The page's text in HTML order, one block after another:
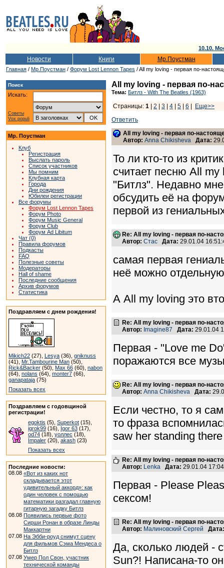
10.10.
Новости Книги Мр.Поустман
Главная / Мр.Поустман / Форум Lost Lennon Tapes / All my loving - первая по-
Поиск
Искать:
Советы
Vox populi
Мр. Поустман
Клуб
Регистрация
Выслать пароль
Список участников
Мы помним
Клубная карта
Города
Дни рождения
Юбилеи регистрации
Все форумы
Форум Lost Lennon Tapes
Форум Photo
Форум Music General
Форум Club
Форум Ad Libitum
Чат (0)
Правила форумов
Подкасты
FAQ
Полезные советы
Модераторы
Hall of shame
Последние сообщения
Архив форумов
Статистика
Поздравляем с днем рождения!
Mikich22 (27), Lesya (36), gniknuss
(41), Mr.Tambourine Man (50),
Rick&Backer (50), Max 66 (60), nabon
(64), nolans (64), monter7 (66),
ganapataja (75)
Показать всех
Поздравляем с годовщиной
регистрации!
egoktis (5), Superkot (15),
igrok99 (16), Igor 63 (17),
od74 (18), уоллес (18),
Impaler (20), akash (23)
Показать всех
Последние новости:
08.08 «Вот из каких нот
складывается этот
удивительный аккорд»: как
один человек с помощью
математики разгадал главную
гитарную загадку Битлз
08.08 Появились первые фото
Сирши Ронан в образе Линды
Маккартни
07.08 На Эбби-роуд снимут сцену
для фильмов Сэма Мендеса о
Битлз
07.08 Умер Пол Свон, участник
технической команды
All my loving - первая по-
Тема: Битлз - With The Beatles (1963)
Страницы: 1 2 3 4 5 6
Еще>>
Ответить
All my loving - первая по-
Автор: Anna Chikisheva Дата:
То ли кто-то из
считает песню All
"Битлз". Недавно
обсудить её на
первой из
Re: All my loving - первая по-
Автор: Стас Дата: 29.01.04
самая первая
неё можно
А All my loving это
Re: All my loving - первая по-
Автор: Imagine87 Дата: 29.01.04
Первая - "Love me
поражаются все
Re: All my loving - первая по-
Автор: Anna Chikisheva Дата:
Если честно, то я
то фраза
saw her standing
Re: All my loving - первая по-
Автор: Lenka Дата: 29.01.04
Первая - Please
сексом!
Re: All my loving - первая по-
Автор: Малиновский Сергей Дата:
Да, сколько людей -
Sun?! Написана-то